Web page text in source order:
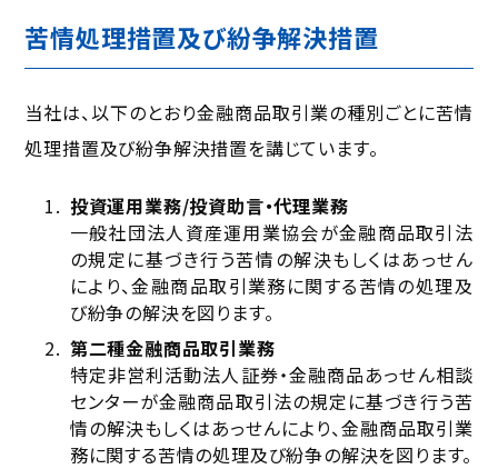
苦情処理措置及び紛争解決措置
当社は、以下のとおり金融商品取引業の種別ごとに苦情
処理措置及び紛争解決措置を講じています。
投資運用業務/投資助言・代理業務
一般社団法人資産運用業協会が金融商品取引法
の規定に基づき行う苦情の解決もしくはあっせん
により、金融商品取引業務に関する苦情の処理及
び紛争の解決を図ります。
第二種金融商品取引業務
特定非営利活動法人証券・金融商品あっせん相談
センターが金融商品取引法の規定に基づき行う苦
情の解決もしくはあっせんにより、金融商品取引業
務に関する苦情の処理及び紛争の解決を図ります。